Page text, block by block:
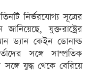
নির্ভরযোগ্য সূত্রের
যুক্তরাষ্ট্রের
ড্যান কেইন ডোনাল্ড
সঙ্গে সাম্প্রতিক
যুদ্ধ থেকে বেরিয়ে